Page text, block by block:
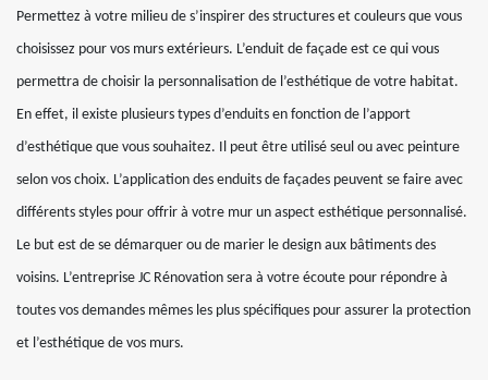
Permettez à votre milieu de s’inspirer des structures et couleurs que vous
choisissez pour vos murs extérieurs. L’enduit de façade est ce qui vous
permettra de choisir la personnalisation de l’esthétique de votre habitat.
En effet, il existe plusieurs types d’enduits en fonction de l’apport
d’esthétique que vous souhaitez. Il peut être utilisé seul ou avec peinture
selon vos choix. L’application des enduits de façades peuvent se faire avec
différents styles pour offrir à votre mur un aspect esthétique personnalisé.
Le but est de se démarquer ou de marier le design aux bâtiments des
voisins. L’entreprise JC Rénovation sera à votre écoute pour répondre à
toutes vos demandes mêmes les plus spécifiques pour assurer la protection
et l’esthétique de vos murs.